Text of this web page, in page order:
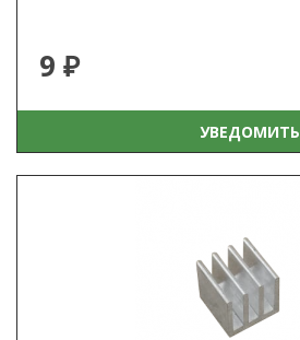
9 ₽
УВЕДОМИТЬ